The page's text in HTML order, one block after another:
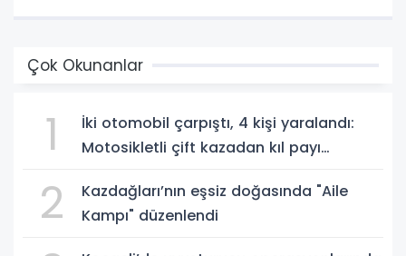
Çok Okunanlar
1
İki otomobil çarpıştı, 4 kişi yaralandı:
Motosikletli çift kazadan kıl payı
2
Kazdağları’nın eşsiz doğasında "Aile
Kampı" düzenlendi